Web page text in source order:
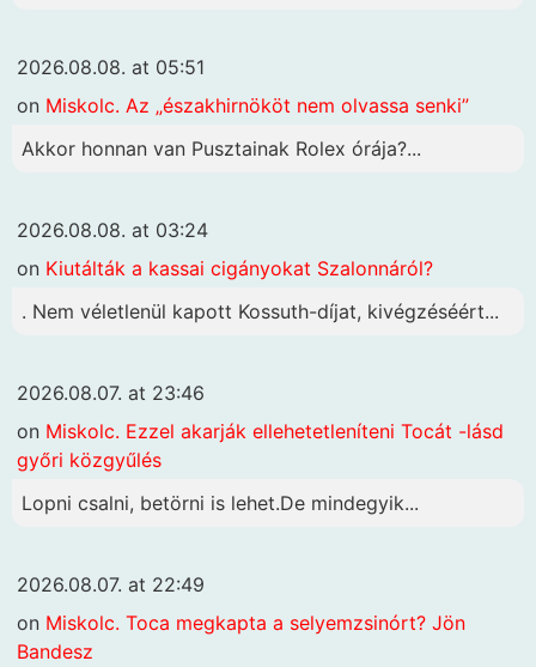
2026.08.08. at 05:51
on Miskolc. Az „északhirnököt nem olvassa senki”
Akkor honnan van Pusztainak Rolex órája?...
2026.08.08. at 03:24
on Kiutálták a kassai cigányokat Szalonnáról?
. Nem véletlenül kapott Kossuth-díjat, kivégzéséért...
2026.08.07. at 23:46
on Miskolc. Ezzel akarják ellehetetleníteni Tocát -lásd
győri közgyűlés
Lopni csalni, betörni is lehet.De mindegyik...
2026.08.07. at 22:49
on Miskolc. Toca megkapta a selyemzsinórt? Jön
Bandesz